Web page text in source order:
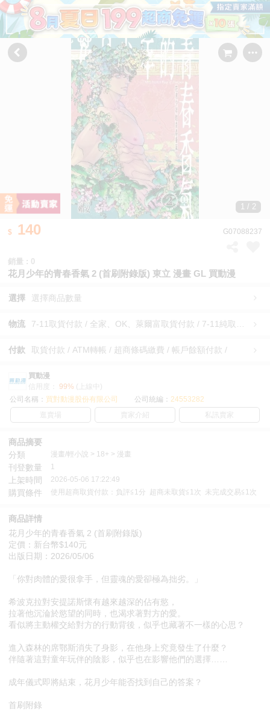
1 / 2
140 G07088237
銷量 : 0
花月少年的青春香氣 2 (首刷附錄版) 東立 漫畫 GL 買動漫
選擇 選擇商品數量
物流
付款 取貨付款 / ATM轉帳 / 超商條碼繳費 / 帳戶餘額付款 /
買動漫
信用度：
99% (上線中)
公司名稱： 買對動漫股份有限公司 公司統編： 24553282
逛賣場
賣家介紹 私訊賣家
商品摘要
分類
漫畫/輕小說 > 18+ > 漫畫
刊登數量 1
上架時間 2026-05-06 17:22:49
購買條件 使用超商取貨付款：負評≦1分 超商未取貨≦1次 未完成交易≦1次
商品詳情
花月少年的青春香氣 2 (首刷附錄版)
定價：新台幣$140元
出版日期：2026/05/06
「你對肉體的愛很拿手，但靈魂的愛卻極為拙劣。」
希波克拉對安提諾斯懷有越來越深的佔有慾，
拉著他沉淪於慾望的同時，也渴求著對方的愛。
看似將主動權交給對方的行動背後，似乎也藏著不一樣的心思？
進入森林的席鄂斯消失了身影，在他身上究竟發生了什麼？
伴隨著這對童年玩伴的陰影，似乎也在影響他們的選擇……
成年儀式即將結束，花月少年能否找到自己的答案？
首刷附錄